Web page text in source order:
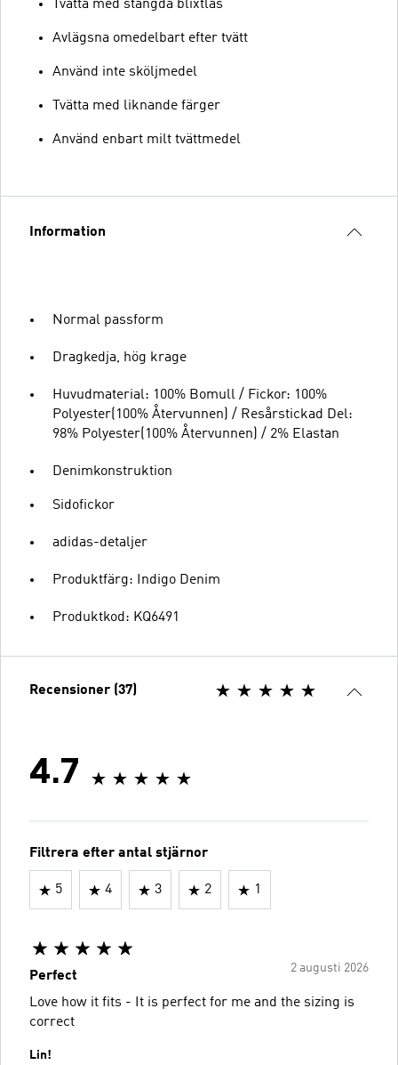
Tvätta med stängda blixtlås
Avlägsna omedelbart efter tvätt
Använd inte sköljmedel
Tvätta med liknande färger
Använd enbart milt tvättmedel
Information
Normal passform
Dragkedja, hög krage
Huvudmaterial: 100% Bomull / Fickor: 100%
Polyester(100% Återvunnen) / Resårstickad Del:
98% Polyester(100% Återvunnen) / 2% Elastan
Denimkonstruktion
Sidofickor
adidas-detaljer
Produktfärg: Indigo Denim
Produktkod: KQ6491
Recensioner (37)
4.7
Filtrera efter antal stjärnor
5 4 3 2 1
2 augusti 2026
Perfect
Love how it fits - It is perfect for me and the sizing is
correct
Lin!